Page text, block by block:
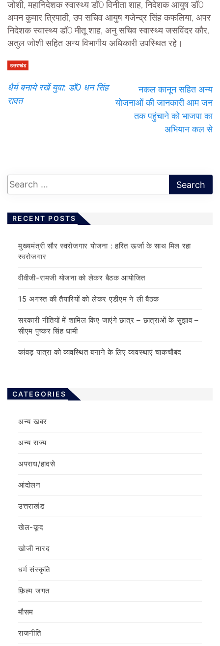
जोशी, महानिदेशक स्वास्थ्य डॉ0 विनीता शाह, निदेशक आयुष डॉ0
अमन कुमार त्रिपाठी, उप सचिव आयुष गजेन्द्र सिंह कफलिया, अपर
निदेशक स्वास्थ्य डॉ0 मीतू शाह, अनु सचिव स्वास्थ्य जसविंदर कौर,
अतुल जोशी सहित अन्य विभागीय अधिकारी उपस्थित रहे।
उत्तराखंड
धैर्य बनाये रखें युवा: डॉ0 धन सिंह
रावत
नकल कानून सहित अन्य
योजनाओं की जानकारी आम जन
तक पहुंचाने को भाजपा का
अभियान कल से
RECENT POSTS
मुख्यमंत्री सौर स्वरोजगार योजना : हरित ऊर्जा के साथ मिल रहा
स्वरोजगार
वीवीजी-रामजी योजना को लेकर बैठक आयोजित
15 अगस्त की तैयारियों को लेकर एडीएम ने ली बैठक
सरकारी नीतियों में शामिल किए जाएंगे छात्र – छात्राओं के सुझाव –
सीएम पुष्कर सिंह धामी
कांवड़ यात्रा को व्यवस्थित बनाने के लिए व्यवस्थाएं चाकचौबंद
CATEGORIES
अन्य खबर
अन्य राज्य
अपराध/हादसे
आंदोलन
उत्तराखंड
खेल-कूद
खोजी नारद
धर्म संस्कृति
फ़िल्‍म जगत
मौसम
राजनीति